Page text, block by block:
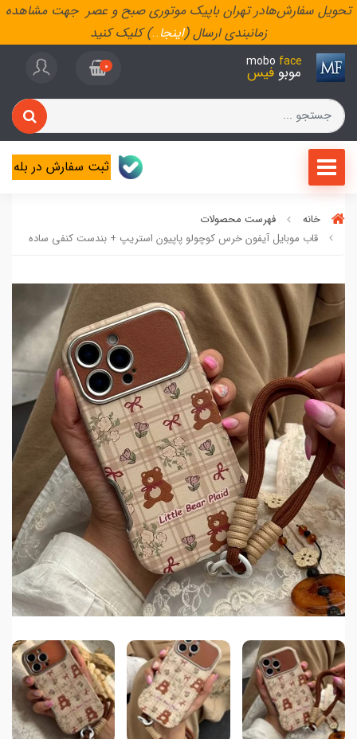
تحویل سفارش‌هادر تهران باپیک موتوری صبح و عصر جهت مشاهده
زمانبندی ارسال (اینجا..) کلیک کنید
mobo face
موبو فیس 0
ثبت سفارش در بله
خانه
فهرست محصولات
قاب موبایل آیفون خرس کوچولو پاپیون استریپ + بندست کنفی ساده